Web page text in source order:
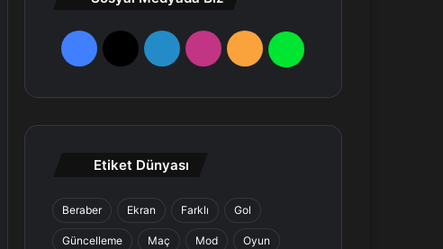
F
e
X
L
R
W
a
Etiket Dünyası
Beraber Ekran Farklı Gol
Güncelleme Maç Mod Oyun